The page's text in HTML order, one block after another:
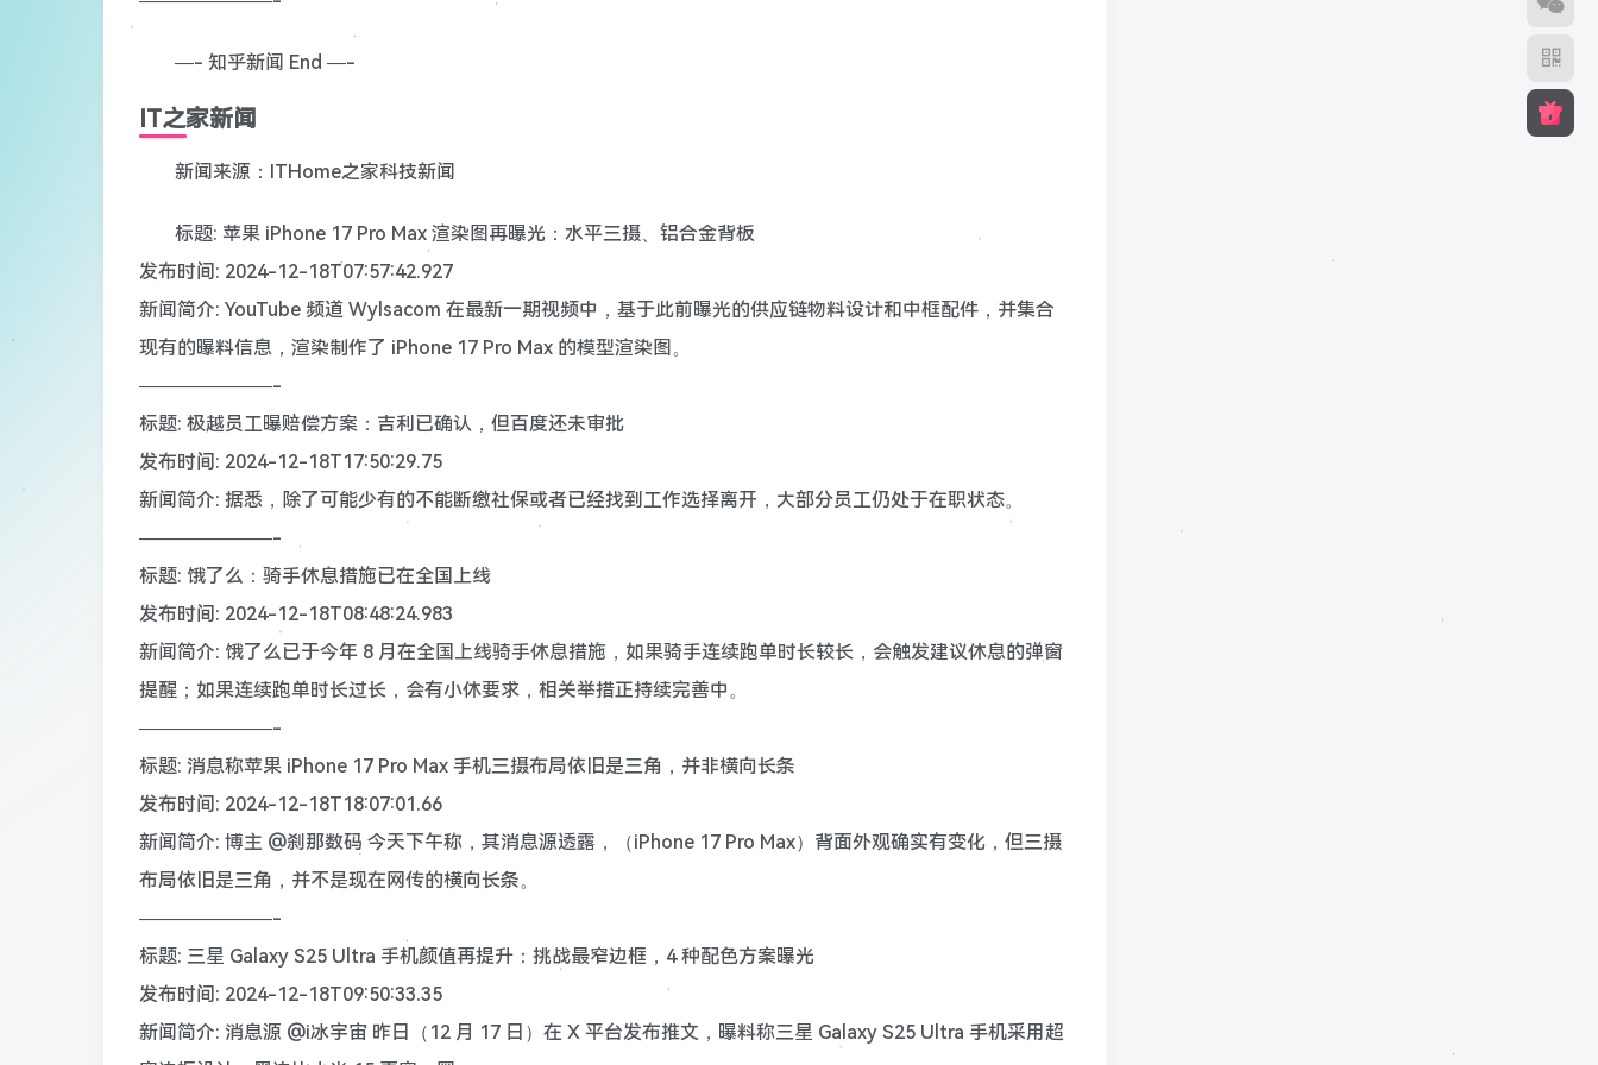
—- 知乎新闻 End —-
IT之家新闻
新闻来源：ITHome之家科技新闻
标题: 苹果 iPhone 17 Pro Max 渲染图再曝光：水平三摄、铝合金背板
发布时间: 2024-12-18T07:57:42.927
新闻简介: YouTube 频道 Wylsacom 在最新一期视频中，基于此前曝光的供应链物料设计和中框配件，并集合
现有的曝料信息，渲染制作了 iPhone 17 Pro Max 的模型渲染图。
———————-
标题: 极越员工曝赔偿方案：吉利已确认，但百度还未审批
发布时间: 2024-12-18T17:50:29.75
新闻简介: 据悉，除了可能少有的不能断缴社保或者已经找到工作选择离开，大部分员工仍处于在职状态。
———————-
标题: 饿了么：骑手休息措施已在全国上线
发布时间: 2024-12-18T08:48:24.983
新闻简介: 饿了么已于今年 8 月在全国上线骑手休息措施，如果骑手连续跑单时长较长，会触发建议休息的弹窗
提醒；如果连续跑单时长过长，会有小休要求，相关举措正持续完善中。
———————-
标题: 消息称苹果 iPhone 17 Pro Max 手机三摄布局依旧是三角，并非横向长条
发布时间: 2024-12-18T18:07:01.66
新闻简介: 博主 @刹那数码 今天下午称，其消息源透露，（iPhone 17 Pro Max）背面外观确实有变化，但三摄
布局依旧是三角，并不是现在网传的横向长条。
———————-
标题: 三星 Galaxy S25 Ultra 手机颜值再提升：挑战最窄边框，4 种配色方案曝光
发布时间: 2024-12-18T09:50:33.35
新闻简介: 消息源 @i冰宇宙 昨日（12 月 17 日）在 X 平台发布推文，曝料称三星 Galaxy S25 Ultra 手机采用超